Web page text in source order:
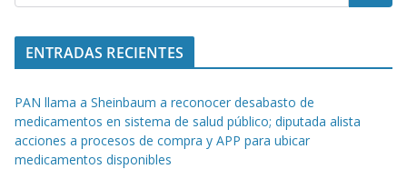
ENTRADAS RECIENTES
PAN llama a Sheinbaum a reconocer desabasto de
medicamentos en sistema de salud público; diputada alista
acciones a procesos de compra y APP para ubicar
medicamentos disponibles